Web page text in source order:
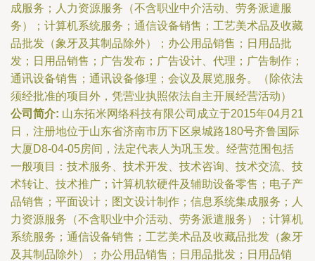
成服务；人力资源服务（不含职业中介活动、劳务派遣服
务）；计算机系统服务；通信设备销售；工艺美术品及收藏
品批发（象牙及其制品除外）；办公用品销售；日用品批
发；日用品销售；广告发布；广告设计、代理；广告制作；
通讯设备销售；通讯设备修理；会议及展览服务。（除依法
须经批准的项目外，凭营业执照依法自主开展经营活动）
公司简介: 山东拓米网络科技有限公司成立于2015年04月21
日，注册地位于山东省济南市历下区泉城路180号齐鲁国际
大厦D8-04-05房间，法定代表人为巩玉发。经营范围包括
一般项目：技术服务、技术开发、技术咨询、技术交流、技
术转让、技术推广；计算机软硬件及辅助设备零售；电子产
品销售；平面设计；图文设计制作；信息系统集成服务；人
力资源服务（不含职业中介活动、劳务派遣服务）；计算机
系统服务；通信设备销售；工艺美术品及收藏品批发（象牙
及其制品除外）；办公用品销售；日用品批发；日用品销